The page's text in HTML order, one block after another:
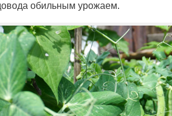
обильным урожаем.